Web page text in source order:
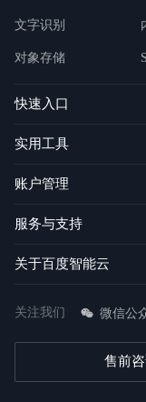
文字识别
对象存储
快速入口
实用工具
账户管理
服务与支持
关于百度智能云
关注我们 微信公
售前